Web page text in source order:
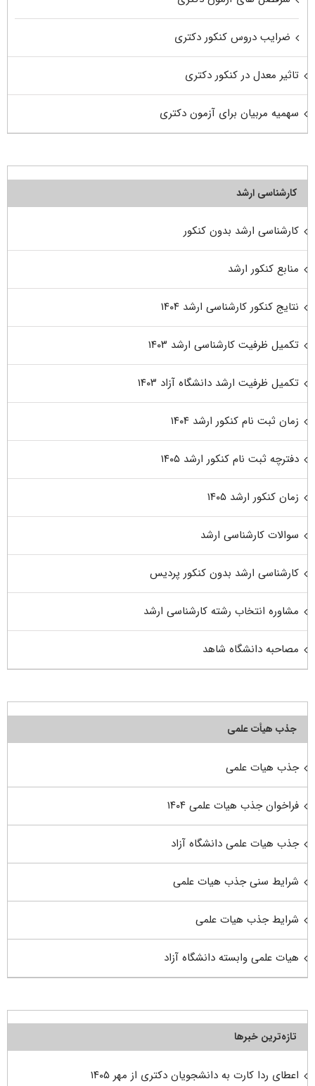
ضرایب دروس کنکور دکتری
تاثیر معدل در کنکور دکتری
سهمیه مربیان برای آزمون دکتری
کارشناسی ارشد
کارشناسی ارشد بدون کنکور
منابع کنکور ارشد
نتایج کنکور کارشناسی ارشد ۱۴۰۴
تکمیل ظرفیت کارشناسی ارشد ۱۴۰۳
تکمیل ظرفیت ارشد دانشگاه آزاد ۱۴۰۳
زمان ثبت نام کنکور ارشد ۱۴۰۴
دفترچه ثبت نام کنکور ارشد ۱۴۰۵
زمان کنکور ارشد ۱۴۰۵
سوالات کارشناسی ارشد
کارشناسی ارشد بدون کنکور پردیس
مشاوره انتخاب رشته کارشناسی ارشد
مصاحبه دانشگاه شاهد
جذب هیأت علمی
جذب هیات علمی
فراخوان جذب هیات علمی ۱۴۰۴
جذب هیات علمی دانشگاه آزاد
شرایط سنی جذب هیات علمی
شرایط جذب هیات علمی
هیات علمی وابسته دانشگاه آزاد
تازه‌ترین خبرها
اعطای ردا کارت به دانشجویان دکتری از مهر ۱۴۰۵